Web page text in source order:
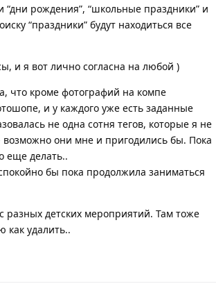
“дни рождения”, “школьные праздники” и
“праздники” будут находиться все
и я вот лично согласна на любой )
что кроме фотографий на компе
и у каждого уже есть заданные
не одна сотня тегов, которые я не
они мне и пригодились бы. Пока
еще делать..
бы пока продолжила заниматься
разных детских мероприятий. Там тоже
как удалить..